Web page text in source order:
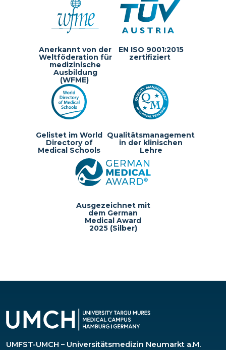
Anerkannt von der
Weltföderation für
medizinische
Ausbildung
(WFME)
EN ISO 9001:2015
zertifiziert
Gelistet im World
Directory of
Medical Schools
Qualitätsmanagement
in der klinischen
Lehre
Ausgezeichnet mit
dem German
Medical Award
2025 (Silber)
UMFST-UMCH – Universitätsmedizin Neumarkt a.M.